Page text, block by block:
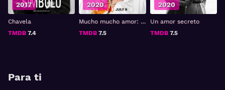
Chavela
TMDB 7.4
2017
Mucho mucho amor: La leyenda de Walter Mercado
TMDB 7.5
2020
Un amor secreto
TMDB7.5
2020
Para ti